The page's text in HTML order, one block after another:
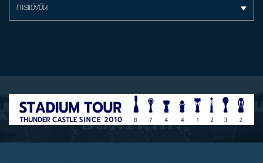
การแข่งขัน